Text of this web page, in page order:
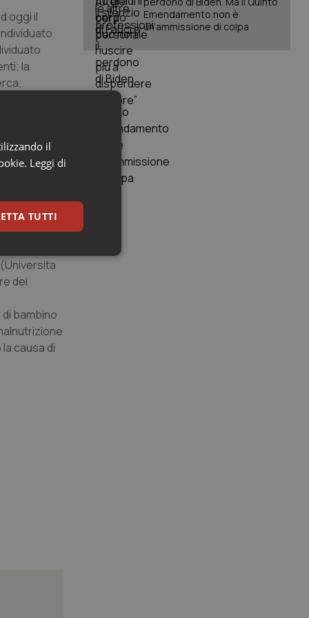
oggi il
la
che
rischio
gli altri
la
minori
(Universita
dei
bambino
causa di
Emendamento non è
un’ammissione di colpa
il
Leggi di
TUTTI